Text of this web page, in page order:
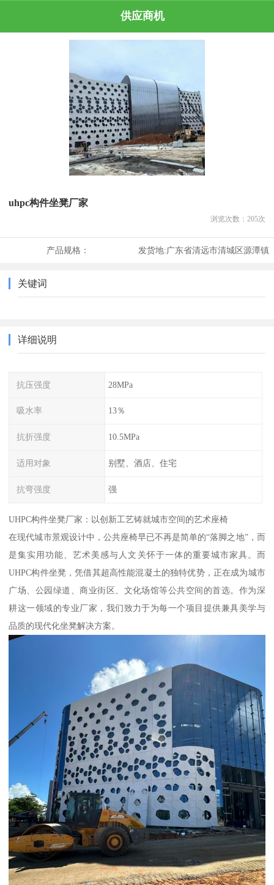
供应商机
uhpc构件坐凳厂家
浏览次数： 205次
产品规格： 发货地:广东省清远市清城区源潭镇
关键词
详细说明
抗压强度 28MPa
吸水率 13％
抗折强度 10.5MPa
适用对象 别墅、酒店、住宅
抗弯强度 强
UHPC构件坐凳厂家：以创新工艺铸就城市空间的艺术座椅
在现代城市景观设计中，公共座椅早已不再是简单的“落脚之地”，而
是集实用功能、艺术美感与人文关怀于一体的重要城市家具。而
UHPC构件坐凳，凭借其超高性能混凝土的独特优势，正在成为城市
广场、公园绿道、商业街区、文化场馆等公共空间的首选。作为深
耕这一领域的专业厂家，我们致力于为每一个项目提供兼具美学与
品质的现代化坐凳解决方案。